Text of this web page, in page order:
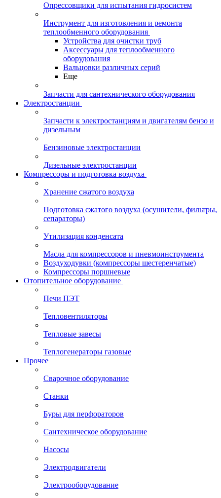
Опрессовщики для испытания гидросистем
Инструмент для изготовления и ремонта
теплообменного оборудования
Устройства для очистки труб
Аксессуары для теплообменного
оборудования
Вальцовки различных серий
Еще
Запчасти для сантехнического оборудования
Электростанции
Запчасти к электростанциям и двигателям бензо и
дизельным
Бензиновые электростанции
Дизельные электростанции
Компрессоры и подготовка воздуха
Хранение сжатого воздуха
Подготовка сжатого воздуха (осушители, фильтры,
сепараторы)
Утилизация конденсата
Масла для компрессоров и пневмоинструмента
Воздуходувки (компрессоры шестеренчатые)
Компрессоры поршневые
Отопительное оборудование
Печи ПЭТ
Тепловентиляторы
Тепловые завесы
Теплогенераторы газовые
Прочее
Сварочное оборудование
Станки
Буры для перфораторов
Сантехническое оборудование
Насосы
Электродвигатели
Электрооборудование